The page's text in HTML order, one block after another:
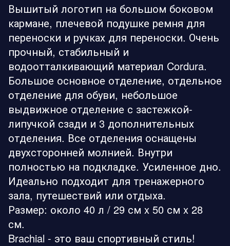
Вышитый логотип на большом боковом
кармане, плечевой подушке ремня для
переноски и ручках для переноски. Очень
прочный, стабильный и
водоотталкивающий материал Cordura.
Большое основное отделение, отдельное
отделение для обуви, небольшое
выдвижное отделение с застежкой-
липучкой сзади и 3 дополнительных
отделения. Все отделения оснащены
двухсторонней молнией. Внутри
полностью на подкладке. Усиленное дно.
Идеально подходит для тренажерного
зала, путешествий или отдыха.
Размер: около 40 л / 29 см x 50 см x 28
см.
Brachial - это ваш спортивный стиль!